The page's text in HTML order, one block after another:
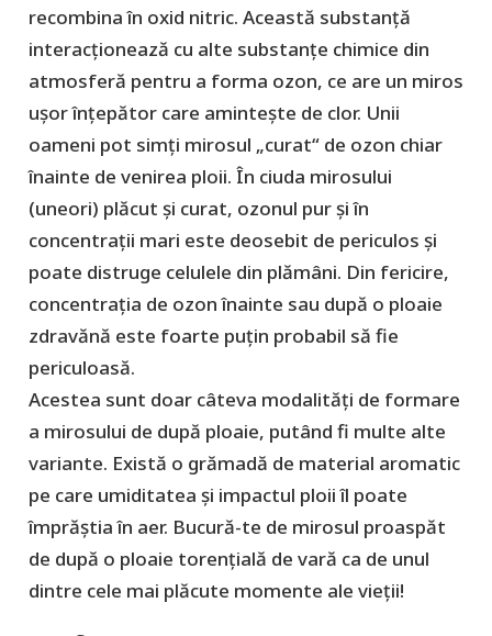
recombina în oxid nitric. Această substanță
interacționează cu alte substanțe chimice din
atmosferă pentru a forma ozon, ce are un miros
ușor înțepător care amintește de clor. Unii
oameni pot simți mirosul „curat“ de ozon chiar
înainte de venirea ploii. În ciuda mirosului
(uneori) plăcut și curat, ozonul pur și în
concentrații mari este deosebit de periculos și
poate distruge celulele din plămâni. Din fericire,
concentrația de ozon înainte sau după o ploaie
zdravănă este foarte puțin probabil să fie
periculoasă.
Acestea sunt doar câteva modalități de formare
a mirosului de după ploaie, putând fi multe alte
variante. Există o grămadă de material aromatic
pe care umiditatea și impactul ploii îl poate
împrăștia în aer. Bucură-te de mirosul proaspăt
de după o ploaie torențială de vară ca de unul
dintre cele mai plăcute momente ale vieții!